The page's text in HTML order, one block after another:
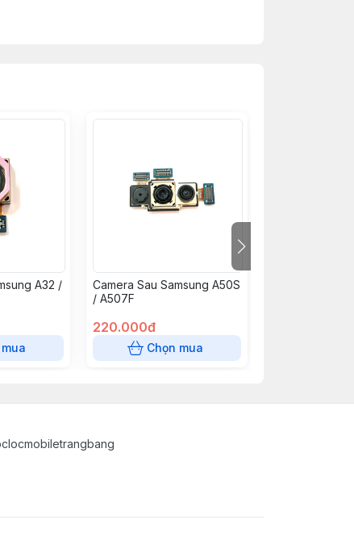
A32 /
Camera Sau Samsung A50S
/ A507F
220.000đ
Chọn mua